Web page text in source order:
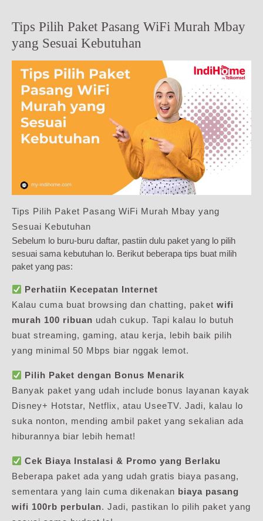
Tips Pilih Paket Pasang WiFi Murah Mbay
yang Sesuai Kebutuhan
Tips Pilih Paket Pasang WiFi Murah Mbay yang
Sesuai Kebutuhan
Sebelum lo buru-buru daftar, pastiin dulu paket yang lo pilih
sesuai sama kebutuhan lo. Berikut beberapa tips buat milih
paket yang pas:
Perhatiin Kecepatan Internet
Kalau cuma buat browsing dan chatting, paket wifi
murah 100 ribuan udah cukup. Tapi kalau lo butuh
buat streaming, gaming, atau kerja, lebih baik pilih
yang minimal 50 Mbps biar nggak lemot.
Pilih Paket dengan Bonus Menarik
Banyak paket yang udah include bonus layanan kayak
Disney+ Hotstar, Netflix, atau UseeTV. Jadi, kalau lo
suka nonton, mending ambil paket yang sekalian ada
hiburannya biar lebih hemat!
Cek Biaya Instalasi & Promo yang Berlaku
Beberapa paket ada yang udah gratis biaya pasang,
sementara yang lain cuma dikenakan biaya pasang
wifi 100rb perbulan. Jadi, pastikan lo pilih paket yang